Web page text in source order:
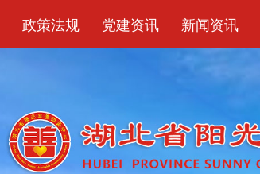
政策法规 党建资讯 新闻资讯